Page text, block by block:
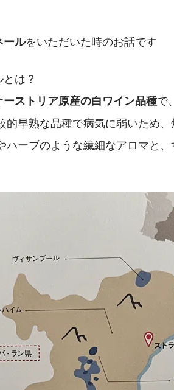
ルをいただいた時のお話です
は？
ーストリア原産の白ワイン品種で
的早熟な品種で病気に弱いため
ハーブのような繊細なアロマと